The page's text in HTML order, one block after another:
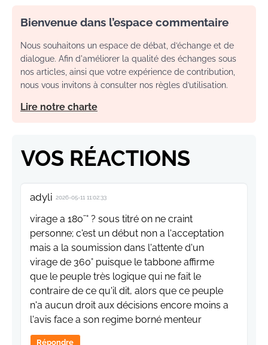
Bienvenue dans l’espace commentaire
Nous souhaitons un espace de débat, d’échange et de
dialogue. Afin d'améliorer la qualité des échanges sous
nos articles, ainsi que votre expérience de contribution,
nous vous invitons à consulter nos règles d’utilisation.
Lire notre charte
VOS RÉACTIONS
adyli 2026-05-11 11:02:33
virage a 180¨° ? sous titré on ne craint
personne; c'est un début non a l'acceptation
mais a la soumission dans l'attente d'un
virage de 360° puisque le tabbone affirme
que le peuple très logique qui ne fait le
contraire de ce qu'il dit, alors que ce peuple
n'a aucun droit aux décisions encore moins a
l'avis face a son regime borné menteur
Répondre